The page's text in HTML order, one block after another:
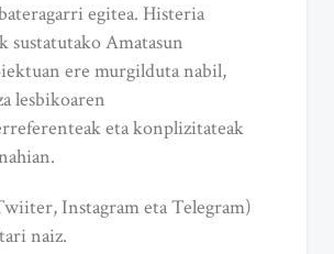
egitea. Histeria
sustatutako Amatasun
ere murgilduta nabil,
lesbikoaren
eta konplizitateak
Instagram eta Telegram)
naiz.